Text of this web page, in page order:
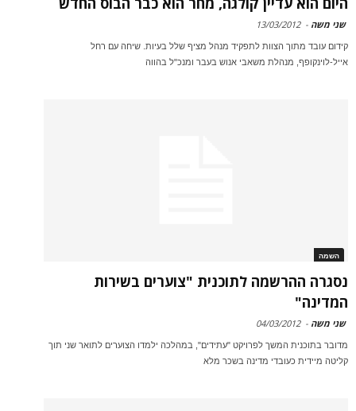
שני משה -
13/03/2012
קידום עובד מתוך הצוות לתפקיד מנהל מציף שלל בעיות. שיחה עם רחל
אייל-לוינקופף, מנהלת משאבי אנוש בעבר ומנכ"ל בהווה
השמה
נסגרה ההרשמה לתוכנית "צוערים בשירות
המדינה"
שני משה -
04/03/2012
מדובר בתוכנית המשך לפרויקט "עתידים", במהלכה ילמדו הצוערים לתואר שני תוך
קליטה מיידית כעובדי מדינה בשכר מלא